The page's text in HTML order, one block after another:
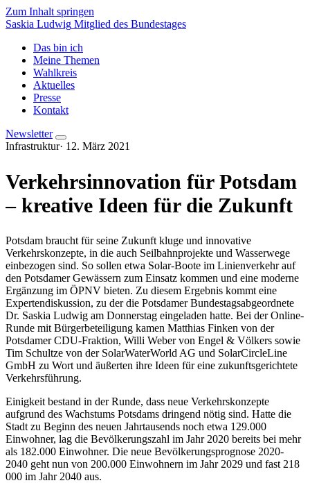
Zum Inhalt springen
Saskia Ludwig Mitglied des Bundestages
Das bin ich
Meine Themen
Wahlkreis
Aktuelles
Presse
Kontakt
Newsletter
Infrastruktur· 12. März 2021
Verkehrsinnovation für Potsdam
– kreative Ideen für die Zukunft
Potsdam braucht für seine Zukunft kluge und innovative
Verkehrskonzepte, in die auch Seilbahnprojekte und Wasserwege
einbezogen sind. So sollen etwa Solar-Boote im Linienverkehr auf
den Potsdamer Gewässern zum Einsatz kommen und eine moderne
Ergänzung im ÖPNV bieten. Zu diesem Ergebnis kommt eine
Expertendiskussion, zu der die Potsdamer Bundestagsabgeordnete
Dr. Saskia Ludwig am Donnerstag eingeladen hatte. Bei der Online-
Runde mit Bürgerbeteiligung kamen Matthias Finken von der
Potsdamer CDU-Fraktion, Willi Weber von Engel & Völkers sowie
Tim Schultze von der SolarWaterWorld AG und SolarCircleLine
GmbH zu Wort und äußerten ihre Ideen für eine zukunftsgerichtete
Verkehrsführung.
Einigkeit bestand in der Runde, dass neue Verkehrskonzepte
aufgrund des Wachstums Potsdams dringend nötig sind. Hatte die
Stadt zu Beginn des neuen Jahrtausends noch etwa 129.000
Einwohner, lag die Bevölkerungszahl im Jahr 2020 bereits bei mehr
als 182.000 Einwohner. Die neue Bevölkerungsprognose 2020-
2040 geht nun von 200.000 Einwohnern im Jahr 2029 und fast 218
000 im Jahr 2040 aus.